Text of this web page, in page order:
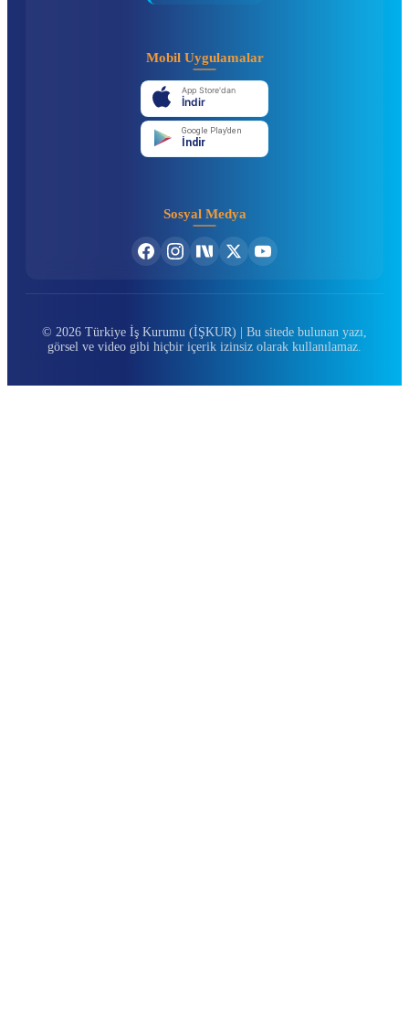
Mobil Uygulamalar
App Store'dan
İndir
Google Play'den
İndir
Sosyal Medya
© 2026 Türkiye İş Kurumu (İŞKUR) | Bu sitede bulunan yazı,
görsel ve video gibi hiçbir içerik izinsiz olarak kullanılamaz.